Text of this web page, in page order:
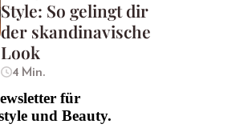
Style: So gelingt dir
der skandinavische
Look
4 Min.